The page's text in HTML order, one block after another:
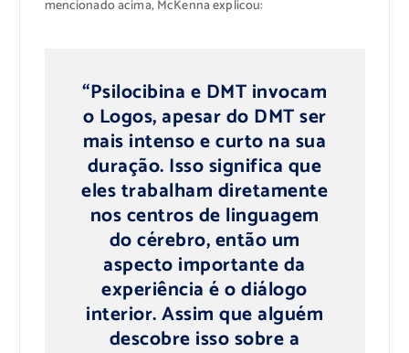
mencionado acima, McKenna explicou:
“Psilocibina e DMT invocam
o Logos, apesar do DMT ser
mais intenso e curto na sua
duração. Isso significa que
eles trabalham diretamente
nos centros de linguagem
do cérebro, então um
aspecto importante da
experiência é o diálogo
interior. Assim que alguém
descobre isso sobre a